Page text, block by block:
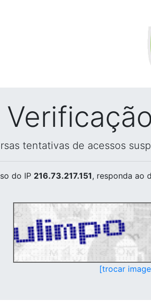
tentativas de acessos
do IP 216.73.217.151, responda ao
[trocar